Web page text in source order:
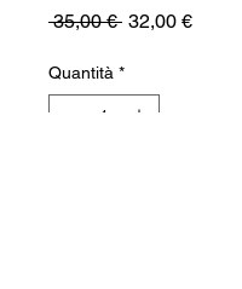
35,00 € Prezzo
32,00 €Prezzo
Quantità *